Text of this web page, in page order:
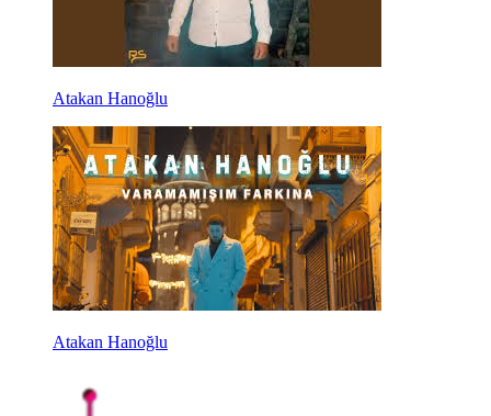
Atakan Hanoğlu
Atakan Hanoğlu